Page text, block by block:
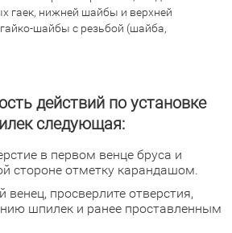
гаек, нижней шайбы и верхней
шайбы с резьбой (шайба,
действий по установке
следующая:
в первом венце бруса и
стороне отметку карандашом.
венец, просверлите отверстия,
шпилек и ранее проставленным